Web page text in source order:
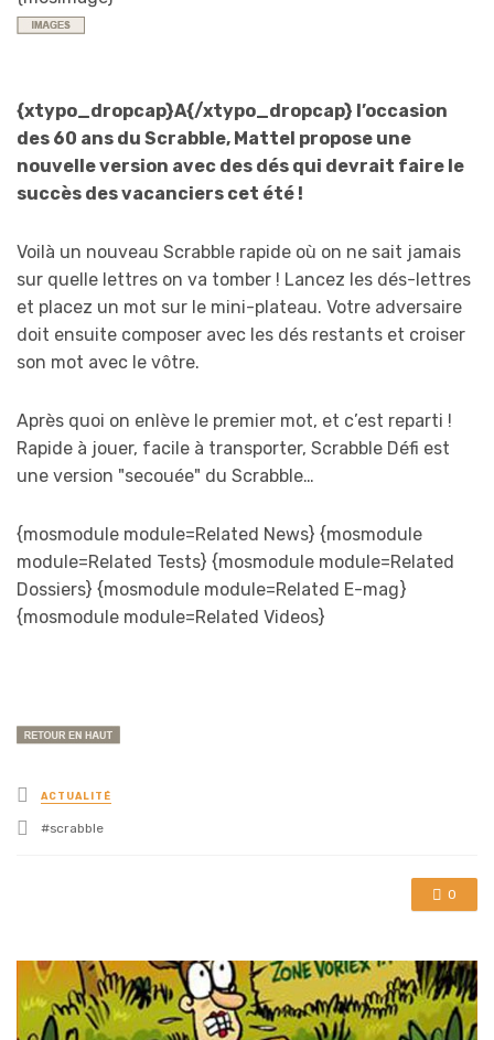
{xtypo_dropcap}A{/xtypo_dropcap} l’occasion
des 60 ans du Scrabble, Mattel propose une
nouvelle version avec des dés qui devrait faire le
succès des vacanciers cet été !
Voilà un nouveau Scrabble rapide où on ne sait jamais
sur quelle lettres on va tomber ! Lancez les dés-lettres
et placez un mot sur le mini-plateau. Votre adversaire
doit ensuite composer avec les dés restants et croiser
son mot avec le vôtre.
Après quoi on enlève le premier mot, et c’est reparti !
Rapide à jouer, facile à transporter, Scrabble Défi est
une version "secouée" du Scrabble…
{mosmodule module=Related News} {mosmodule
module=Related Tests} {mosmodule module=Related
Dossiers} {mosmodule module=Related E-mag}
{mosmodule module=Related Videos}
Posted
in
ACTUALITÉ
Tagged
scrabble
0